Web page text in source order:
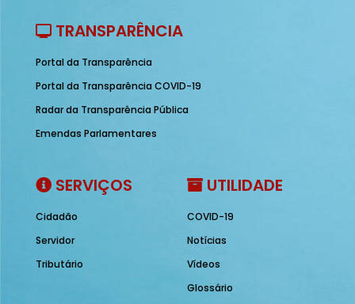
TRANSPARÊNCIA
Portal da Transparência
Portal da Transparência COVID-19
Radar da Transparência Pública
Emendas Parlamentares
SERVIÇOS
Cidadão
Servidor
Tributário
UTILIDADE
COVID-19
Notícias
Vídeos
Glossário